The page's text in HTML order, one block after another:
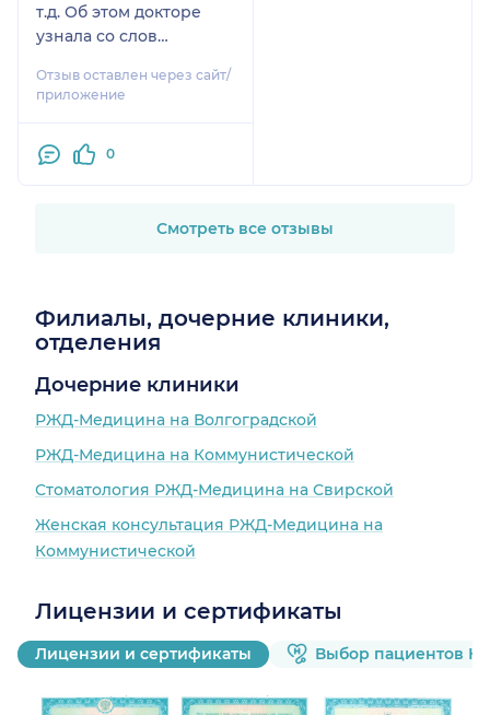
т.д. Об этом докторе
узнала со слов
пациентов, к коим
теперь отнушусь и я
грамотного
узи сердца, анализы,
экг) Анна
Александровна смогла
подобрать правильные
препараты в нужных
пропорциях и
назначить
периодичность их
приёма. Считаю, что
благодаря опыту и
знаниям данного Врача
нормализовалось и я
очень благодарна
этому Человеку!
ищущим грамотного
Отзыв оставлен через сайт/
приложение
0
Смотреть все отзывы
Филиалы, дочерние клиники,
отделения
Дочерние клиники
РЖД-Медицина на Волгоградской
РЖД-Медицина на Коммунистической
Стоматология РЖД-Медицина на Свирской
Женская консультация РЖД-Медицина на
Коммунистической
Лицензии и сертификаты
Лицензии и сертификаты Выбор пациентов